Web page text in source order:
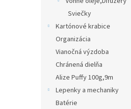
Sviečky
Kartónové krabice
Organizácia
Vianočná výzdoba
Chránená dielňa
Alize Puffy 100g,9m
Lepenky a mechaniky
Batérie